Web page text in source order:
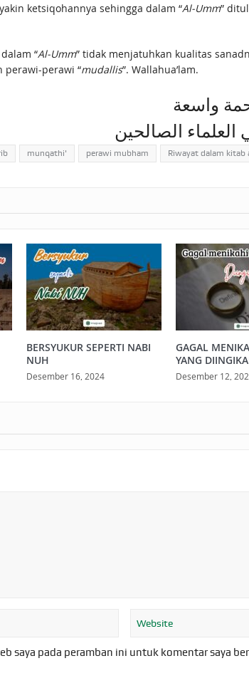
ketsiqohannya sehingga dalam “Al-Umm”
“Al-Umm” tidak menjatuhkan kualitas
perawi-perawi “mudallis”. Wallahua’lam.
واسعة
العلماء الصالحين
munqathi' perawi mubham Riwayat dalam kitab
BERSYUKUR SEPERTI NABI
NUH
Desember 16, 2024
GAGAL
YANG
Desember 12,
saya pada peramban ini untuk komentar saya